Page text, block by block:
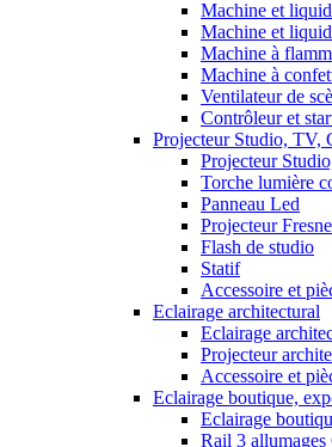
Machine et
Machine et
Machine à
Machine à
Ventilateur de
Contrôleur et
Projecteur Studio, TV,
Projecteur
Torche lumière
Panneau Led
Projecteur
Flash de studio
Statif
Accessoire et
Eclairage architectural
Eclairage
Projecteur
Accessoire et
Eclairage boutique,
Eclairage
Rail 3